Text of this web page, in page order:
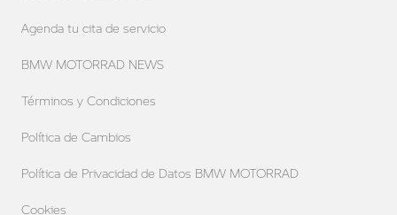
Agenda tu cita de servicio
BMW MOTORRAD NEWS
Términos y Condiciones
Política de Cambios
Política de Privacidad de Datos BMW MOTORRAD
Cookies